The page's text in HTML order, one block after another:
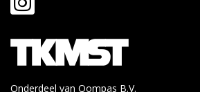
Onderdeel van Qompas B.V.